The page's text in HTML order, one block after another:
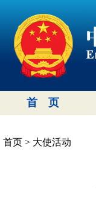
首 页
首页 > 大使活动